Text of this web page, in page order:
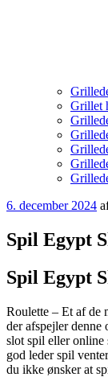
Grillet
Udgivet
6. december 2024
Spil Egypt
Spil Egypt
Roulette – Et af de
der afspejler denne
slot spil eller online
god leder spil
du ikke ønsker at